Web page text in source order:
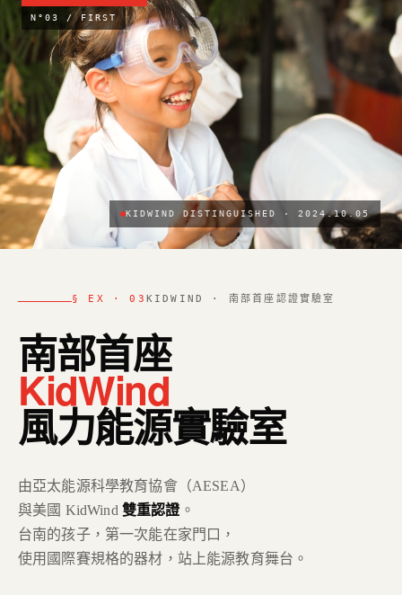
N°03 / FIRST
KIDWIND DISTINGUISHED · 2024.10.05
§ EX · 03 KIDWIND · 南部首座認證實驗室
南部首座
KidWind
風力能源實驗室
由亞太能源科學教育協會（AESEA）
與美國 KidWind 雙重認證 。
台南的孩子，第一次能在家門口，
使用國際賽規格的器材，站上能源教育舞台。